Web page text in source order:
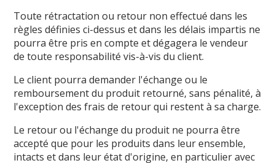
Toute rétractation ou retour non effectué dans les
règles définies ci-dessus et dans les délais impartis ne
pourra être pris en compte et dégagera le vendeur
de toute responsabilité vis-à-vis du client.
Le client pourra demander l'échange ou le
remboursement du produit retourné, sans pénalité, à
l'exception des frais de retour qui restent à sa charge.
Le retour ou l'échange du produit ne pourra être
accepté que pour les produits dans leur ensemble,
intacts et dans leur état d'origine, en particulier avec